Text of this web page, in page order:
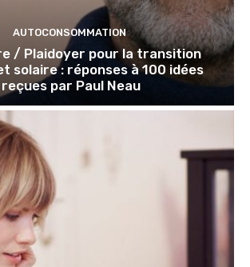
AUTOCONSOMMATION
/ Plaidoyer pour la transition
solaire : réponses à 100 idées
reçues par Paul Neau